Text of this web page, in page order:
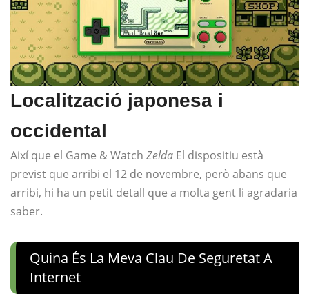
Localització japonesa i
occidental
Així que el Game & Watch Zelda El dispositiu està
previst que arribi el 12 de novembre, però abans que
arribi, hi ha un petit detall que a molta gent li agradaria
saber.
Quina És La Meva Clau De Seguretat A
Internet